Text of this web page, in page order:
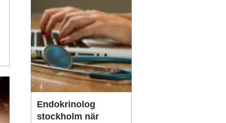
långa. Samtidigt vet de
flesta att friska ...
Endokrinolog
stockholm när